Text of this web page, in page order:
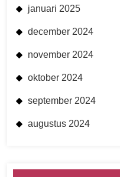
januari 2025
december 2024
november 2024
oktober 2024
september 2024
augustus 2024